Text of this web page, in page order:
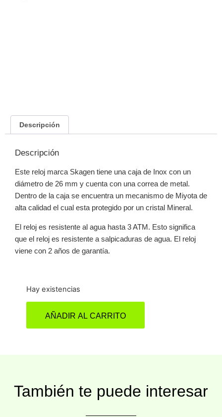
Descripción
Descripción
Este reloj marca Skagen tiene una caja de Inox con un
diámetro de 26 mm y cuenta con una correa de metal.
Dentro de la caja se encuentra un mecanismo de Miyota de
alta calidad el cual esta protegido por un cristal Mineral.
El reloj es resistente al agua hasta 3 ATM. Esto significa
que el reloj es resistente a salpicaduras de agua. El reloj
viene con 2 años de garantía.
Hay existencias
AÑADIR AL CARRITO
También te puede interesar